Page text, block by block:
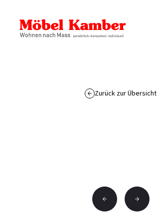
Zurück zur Übersicht